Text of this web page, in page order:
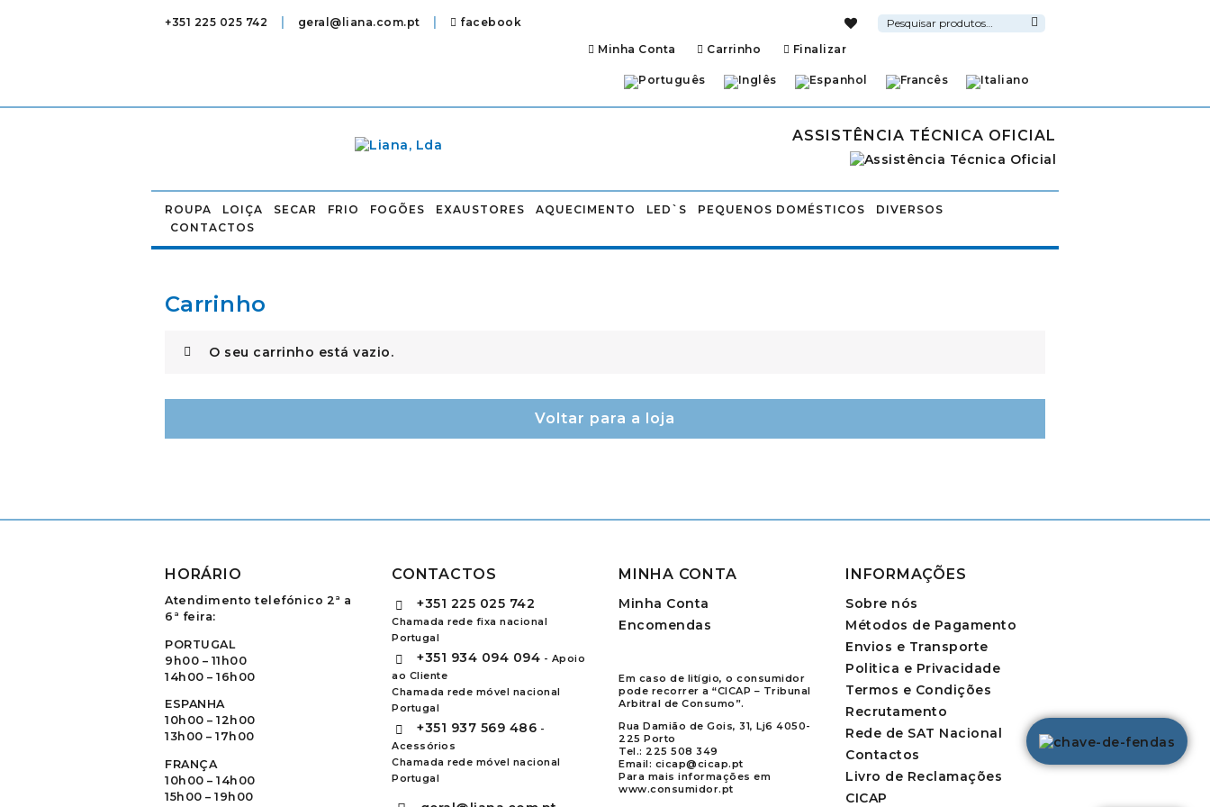
+351 225 025 742 | geral@liana.com.pt | facebook
Pesquisar
por:
Minha Conta Carrinho Finalizar
ASSISTÊNCIA TÉCNICA OFICIAL
ROUPA LOIÇA SECAR FRIO FOGÕES EXAUSTORES AQUECIMENTO LED`S PEQUENOS DOMÉSTICOS
DIVERSOS
CONTACTOS
Carrinho
O seu carrinho está vazio.
Voltar para a loja
HORÁRIO
Atendimento telefónico 2ª a
6ª feira:
PORTUGAL
9h00 – 11h00
14h00 – 16h00
ESPANHA
10h00 – 12h00
13h00 – 17h00
FRANÇA
10h00 – 14h00
15h00 – 19h00
CONTACTOS
+351 225 025 742
Chamada rede fixa nacional
Portugal
+351 934 094 094 - Apoio
ao Cliente
Chamada rede móvel nacional
Portugal
+351 937 569 486 -
Acessórios
Chamada rede móvel nacional
Portugal
MINHA CONTA
Minha Conta
Encomendas
Em caso de litígio, o consumidor
pode recorrer a “CICAP – Tribunal
Arbitral de Consumo”.
Rua Damião de Gois, 31, Lj6 4050-
225 Porto
Tel.: 225 508 349
Email: cicap@cicap.pt
Para mais informações em
www.consumidor.pt
INFORMAÇÕES
Sobre nós
Métodos de Pagamento
Envios e Transporte
Politica e Privacidade
Termos e Condições
Recrutamento
Rede de SAT Nacional
Contactos
Livro de Reclamações
CICAP